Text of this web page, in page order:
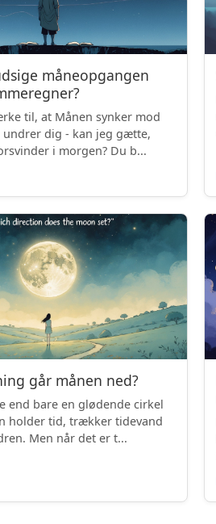
måneopgangen
til, at Månen synker mod
dig - kan jeg gætte,
i morgen? Du b...
går månen ned?
end bare en glødende cirkel
holder tid, trækker tidevand
Men når det er t...